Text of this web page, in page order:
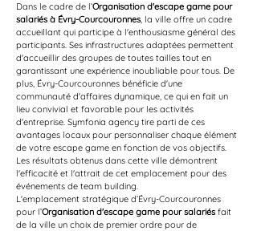
Dans le cadre de l’Organisation d'escape game pour
salariés à Évry-Courcouronnes, la ville offre un cadre
accueillant qui participe à l'enthousiasme général des
participants. Ses infrastructures adaptées permettent
d'accueillir des groupes de toutes tailles tout en
garantissant une expérience inoubliable pour tous. De
plus, Évry-Courcouronnes bénéficie d'une
communauté d'affaires dynamique, ce qui en fait un
lieu convivial et favorable pour les activités
d'entreprise. Symfonia agency tire parti de ces
avantages locaux pour personnaliser chaque élément
de votre escape game en fonction de vos objectifs.
Les résultats obtenus dans cette ville démontrent
l'efficacité et l'attrait de cet emplacement pour des
événements de team building.
L'emplacement stratégique d’Évry-Courcouronnes
pour l’Organisation d'escape game pour salariés fait
de la ville un choix de premier ordre pour de